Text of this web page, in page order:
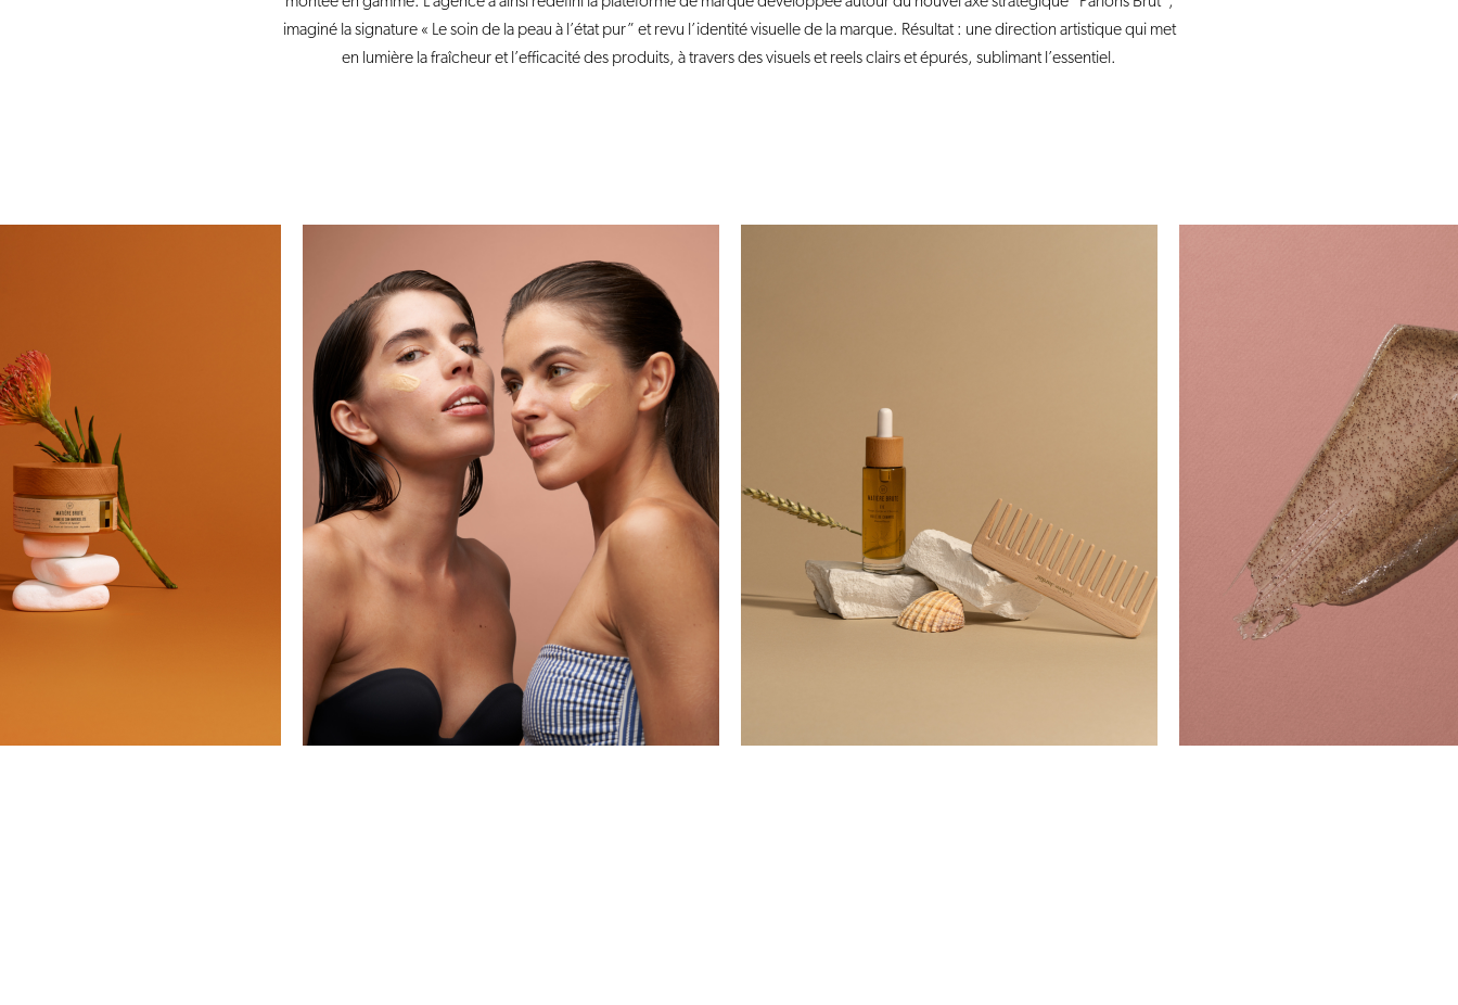
imaginé la signature « Le soin de la peau à l’état pur” et revu l’identité visuelle de la marque. Résultat : une direction artistique qui met
en lumière la fraîcheur et l’efficacité des produits, à travers des visuels et reels clairs et épurés, sublimant l’essentiel.